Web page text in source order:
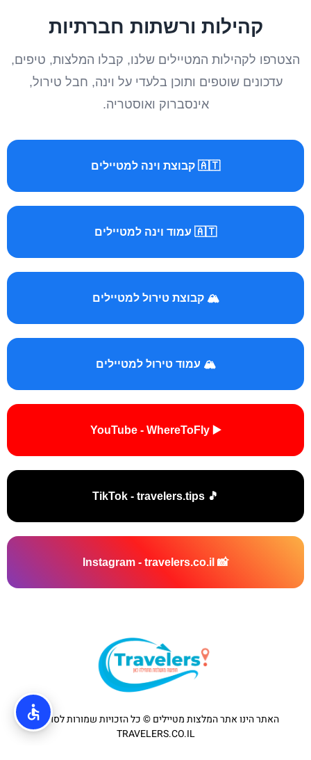
קהילות ורשתות חברתיות
הצטרפו לקהילות המטיילים שלנו, קבלו המלצות, טיפים,
עדכונים שוטפים ותוכן בלעדי על וינה, חבל טירול,
אינסברוק ואוסטריה.
🇦🇹 קבוצת וינה למטיילים
🇦🇹 עמוד וינה למטיילים
🏔️ קבוצת טירול למטיילים
🏔️ עמוד טירול למטיילים
▶️ YouTube - WhereToFly
🎵 TikTok - travelers.tips
📸 Instagram - travelers.co.il
האתר הינו אתר המלצות מטיילים © כל הזכויות שמורות לסוכנות
TRAVELERS.CO.IL